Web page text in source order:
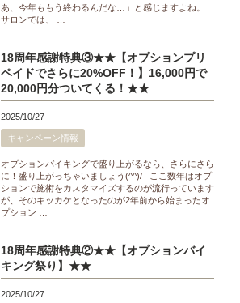
あ、今年ももう終わるんだな…」と感じますよね。
サロンでは、 …
18周年感謝特典③★★【オプションプリ
ペイドでさらに20%OFF！】16,000円で
20,000円分ついてくる！★★
2025/10/27
キャンペーン情報
オプションバイキングで盛り上がるなら、さらにさら
に！盛り上がっちゃいましょう(^^)/ ここ数年はオプ
ションで施術をカスタマイズするのが流行っています
が、そのキッカケとなったのが2年前から始まったオ
プション …
18周年感謝特典②★★【オプションバイ
キング祭り】★★
2025/10/27